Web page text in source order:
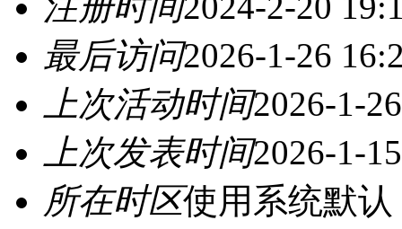
最后访问2026-1-26
上次活动时间2026-1-
上次发表时间2026-1-
所在时区使用系统默认